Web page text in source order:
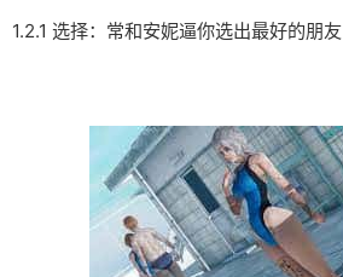
1.2.1 选择：常和安妮逼你选出最好的朋友